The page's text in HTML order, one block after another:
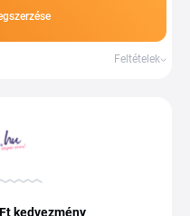
Feltételek
kedvezmény